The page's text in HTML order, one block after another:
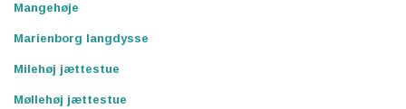
Mangehøje
Marienborg langdysse
Milehøj jættestue
Møllehøj jættestue